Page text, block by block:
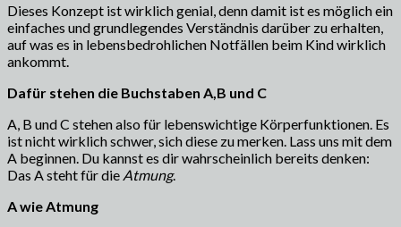
Dieses Konzept ist wirklich genial, denn damit ist es möglich ein
einfaches und grundlegendes Verständnis darüber zu erhalten,
auf was es in lebensbedrohlichen Notfällen beim Kind wirklich
ankommt.
Dafür stehen die Buchstaben A,B und C
A, B und C stehen also für lebenswichtige Körperfunktionen. Es
ist nicht wirklich schwer, sich diese zu merken. Lass uns mit dem
A beginnen. Du kannst es dir wahrscheinlich bereits denken:
Das A steht für die Atmung.
A wie Atmung